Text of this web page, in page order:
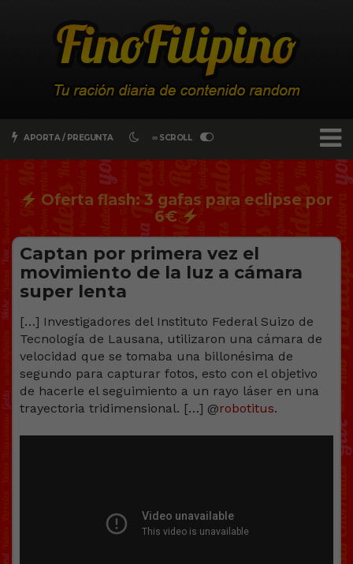
APORTA / PREGUNTA ∞ SCROLL
Oferta flash: 3 gafas para eclipse por
6€
Captan por primera vez el
movimiento de la luz a cámara
super lenta
[…] Investigadores del Instituto Federal Suizo de
Tecnología de Lausana, utilizaron una cámara de
velocidad que se tomaba una billonésima de
segundo para capturar fotos, esto con el objetivo
de hacerle el seguimiento a un rayo láser en una
trayectoria tridimensional. […] @robotitus.